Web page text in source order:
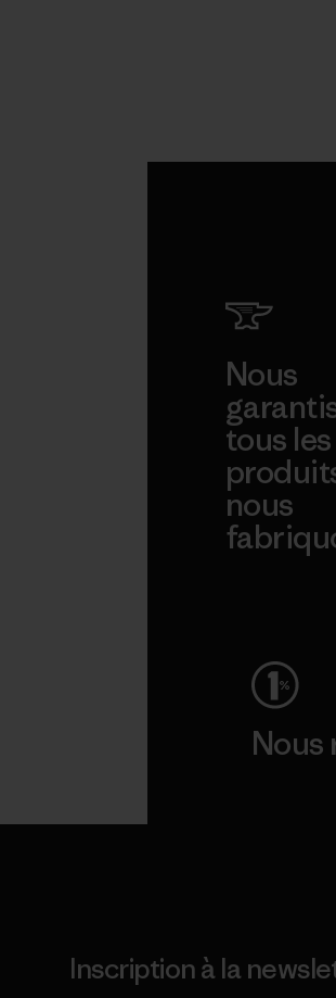
Nous
tous les
nous
Nous
Inscription à la